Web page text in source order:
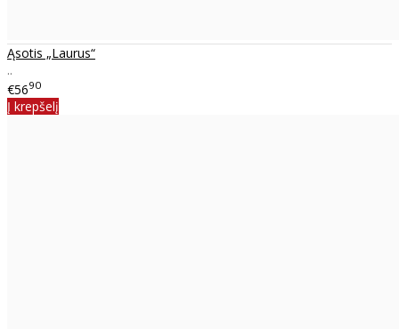
Ąsotis „Laurus“
..
€5690
Į krepšelį